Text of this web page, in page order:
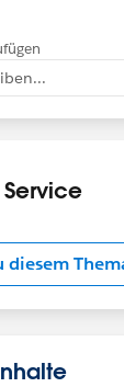
diesem